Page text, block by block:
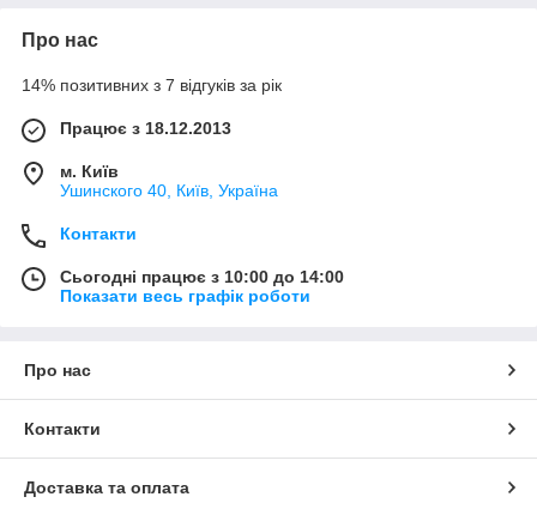
Про нас
14% позитивних з 7 відгуків за рік
Працює з 18.12.2013
м. Київ
Ушинского 40, Київ, Україна
Контакти
Сьогодні працює з 10:00 до 14:00
Показати весь графік роботи
Про нас
Контакти
Доставка та оплата